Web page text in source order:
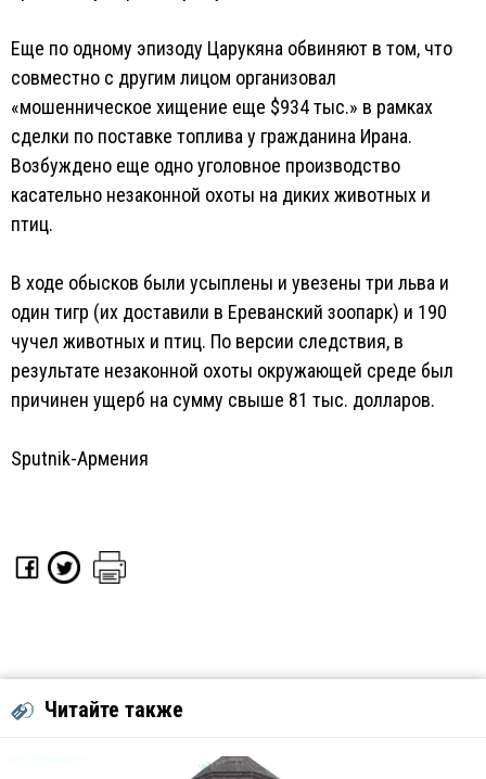
Еще по одному эпизоду Царукяна обвиняют в том, что
совместно с другим лицом организовал
«мошенническое хищение еще $934 тыс.» в рамках
сделки по поставке топлива у гражданина Ирана.
Возбуждено еще одно уголовное производство
касательно незаконной охоты на диких животных и
птиц.
В ходе обысков были усыплены и увезены три льва и
один тигр (их доставили в Ереванский зоопарк) и 190
чучел животных и птиц. По версии следствия, в
результате незаконной охоты окружающей среде был
причинен ущерб на сумму свыше 81 тыс. долларов.
Sputnik-Армения
Читайте также